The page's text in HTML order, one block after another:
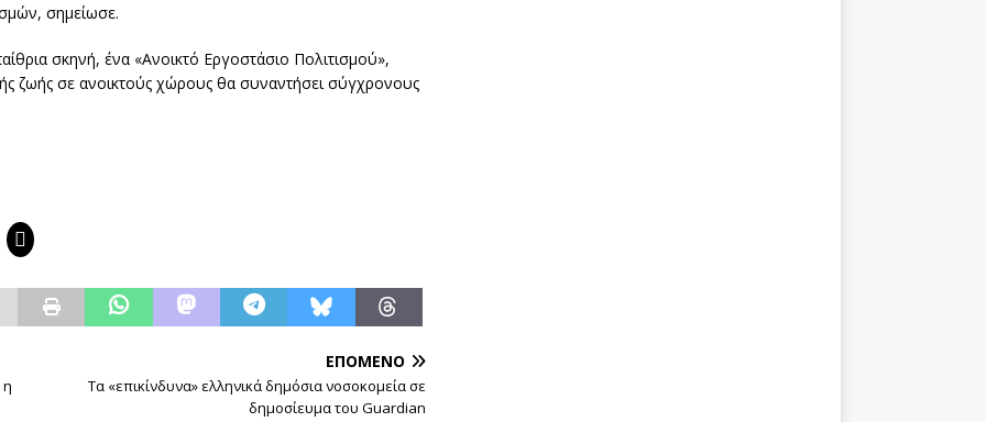
σημείωσε.
σκηνή, ένα «Ανοικτό Εργοστάσιο Πολιτισμού»,
ζωής σε ανοικτούς χώρους θα συναντήσει σύγχρονους
ΕΠΌΜΕΝΟ
Τα «επικίνδυνα» ελληνικά δημόσια νοσοκομεία σε
δημοσίευμα του Guardian